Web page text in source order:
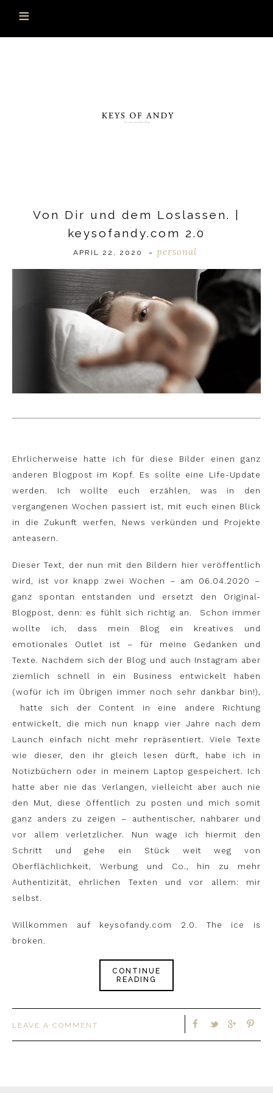
Von Dir und dem Loslassen. |
keysofandy.com 2.0
APRIL 22, 2020 ~ personal
Ehrlicherweise hatte ich für diese Bilder einen ganz
anderen Blogpost im Kopf. Es sollte eine Life-Update
werden. Ich wollte euch erzählen, was in den
vergangenen Wochen passiert ist, mit euch einen Blick
in die Zukunft werfen, News verkünden und Projekte
anteasern.
Dieser Text, der nun mit den Bildern hier veröffentlich
wird, ist vor knapp zwei Wochen – am 06.04.2020 –
ganz spontan entstanden und ersetzt den Original-
Blogpost, denn: es fühlt sich richtig an. Schon immer
wollte ich, dass mein Blog ein kreatives und
emotionales Outlet ist – für meine Gedanken und
Texte. Nachdem sich der Blog und auch Instagram aber
ziemlich schnell in ein Business entwickelt haben
(wofür ich im Übrigen immer noch sehr dankbar bin!),
hatte sich der Content in eine andere Richtung
entwickelt, die mich nun knapp vier Jahre nach dem
Launch einfach nicht mehr repräsentiert. Viele Texte
wie dieser, den ihr gleich lesen dürft, habe ich in
Notizbüchern oder in meinem Laptop gespeichert. Ich
hatte aber nie das Verlangen, vielleicht aber auch nie
den Mut, diese öffentlich zu posten und mich somit
ganz anders zu zeigen – authentischer, nahbarer und
vor allem verletzlicher. Nun wage ich hiermit den
Schritt und gehe ein Stück weit weg von
Oberflächlichkeit, Werbung und Co., hin zu mehr
Authentizität, ehrlichen Texten und vor allem: mir
selbst.
Willkommen auf keysofandy.com 2.0. The ice is
broken.
CONTINUE
READING
LEAVE A COMMENT